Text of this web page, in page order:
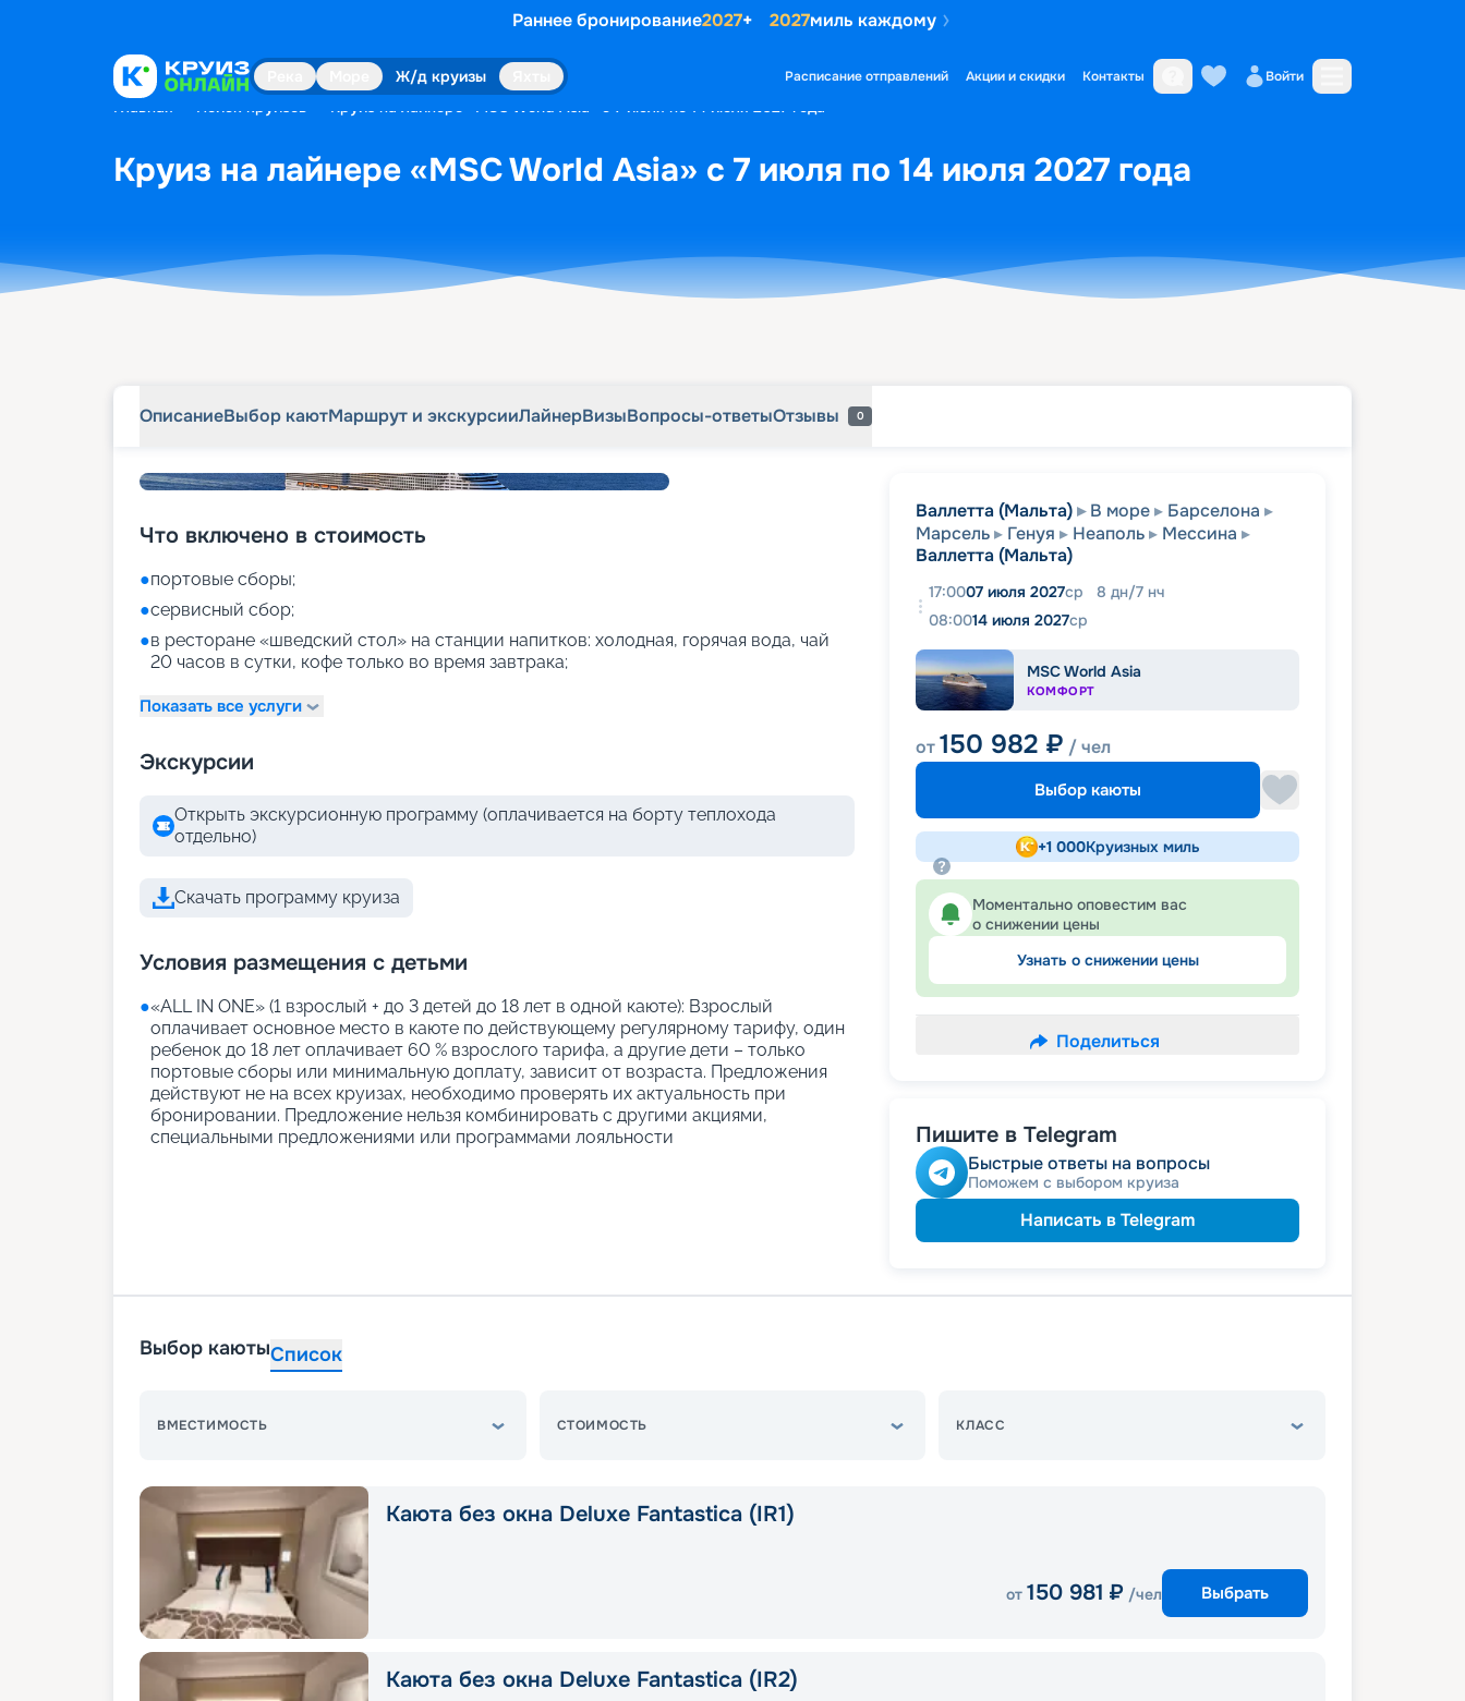
Раннее бронирование2027+ 2027миль каждому
Ж/д круизы Расписание отправлений Акции и скидки Контакты Войти
Главная Поиск круизов Круиз на лайнере «MSC World Asia» с 7 июля по 14 июля 2027 года
Круиз на лайнере «MSC World Asia» с 7 июля по 14 июля 2027 года
ОписаниеВыбор каютМаршрут и экскурсииЛайнерВизыВопросы-ответыОтзывы 0
Что включено в стоимость
●портовые сборы;
●сервисный сбор;
●в ресторане «шведский стол» на станции напитков: холодная, горячая вода, чай
20 часов в сутки, кофе только во время завтрака;
Показать все услуги
Экскурсии
Открыть экскурсионную программу (оплачивается на борту теплохода
отдельно)
Скачать программу круиза
Условия размещения с детьми
●«АLL IN ONE» (1 взрослый + до 3 детей до 18 лет в одной каюте): Взрослый
оплачивает основное место в каюте по действующему регулярному тарифу, один
ребенок до 18 лет оплачивает 60 % взрослого тарифа, а другие дети – только
портовые сборы или минимальную доплату, зависит от возраста. Предложения
действуют не на всех круизах, необходимо проверять их актуальность при
бронировании. Предложение нельзя комбинировать с другими акциями,
специальными предложениями или программами лояльности
Валлетта (Мальта) В море
Барселона
Марсель
Генуя Неаполь
Мессина
Валлетта (Мальта)
17:0007 июля 2027ср 8 дн/7 нч
08:0014 июля 2027ср
MSC World Asia
КОМФОРТ
от150 982 ₽ / чел
Выбор каюты
+1 000Круизных миль
Моментально оповестим вас
о снижении цены
Узнать о снижении цены
Поделиться
Пишите в Telegram
Быстрые ответы на вопросы
Поможем с выбором круиза
Написать в Telegram
Выбор каютыСписок
ВМЕСТИМОСТЬ СТОИМОСТЬ КЛАСС
Каюта без окна Deluxe Fantastica (IR1)
от 150 981 ₽ /чел Выбрать
Каюта без окна Deluxe Fantastica (IR2)